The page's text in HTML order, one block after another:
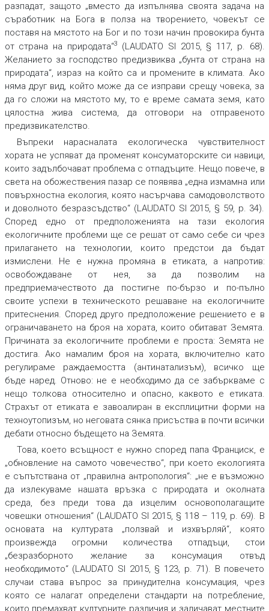
разпадат, защото „вместо да изпълнява своята задача на
съработник на Бога в полза на творението, човекът се
поставя на мястото на Бог и по този начин провокира бунта
от страна на природата“3
(LAUDATO SI 2015, § 117, p. 68).
Желанието за господство предизвиква „бунта от страна на
природата“, израз на който са и промените в климата. Ако
няма друг вид, който може да се изправи срещу човека, за
да го сложи на мястото му, то е време самата земя, като
цялостна жива система, да отговори на отправеното
предизвикателство.
Въпреки нарасналата екологическа чувствителност
хората не успяват да променят консуматорските си навици,
които задълбочават проблема с отпадъците. Нещо повече, в
света на обожествения пазар се появява „една измамна или
повърхностна екология, която насърчава самодоволството
и доволното безразсъдство“ (LAUDATO SI 2015, § 59, p. 34).
Според едно от предположенията на тази екология
екологичните проблеми ще се решат от само себе си чрез
прилагането на технологии, които предстои да бъдат
измислени. Не е нужна промяна в етиката, а напротив:
освобождаване от нея, за да позволим на
предприемачеството да постигне по-бързо и по-пълно
своите успехи в техническото решаване на екологичните
притеснения. Според друго предположение решението е в
ограничаването на броя на хората, които обитават Земята.
Причината за екологичните проблеми е проста: Земята не
достига. Ако намалим броя на хората, включително като
регулираме раждаемостта (антинатализъм), всичко ще
бъде наред. Отново: не е необходимо да се забъркваме с
нещо толкова относително и опасно, каквото е етиката.
Страхът от етиката е завоалиран в експлицитни форми на
техноутопизъм, но неговата сянка присъства в почти всички
дебати относно бъдещето на Земята.
Това, което всъщност е нужно според папа Франциск, е
„обновление на самото човечество“, при което екологията
е съпътствана от „правилна антропология“: „не е възможно
да излекуваме нашата връзка с природата и околната
среда, без преди това да изцелим основополагащите
човешки отношения“ (LAUDATO SI 2015, § 118 – 119, p. 69). В
основата на културата „ползвай и изхвърляй“, която
произвежда огромни количества отпадъци, стои
„безразборното желание за консумация отвъд
необходимото“ (LAUDATO SI 2015, § 123, p. 71). В повечето
случаи става въпрос за принудителна консумация, чрез
която се налагат определени стандарти на потребление,
които премахват културните различия и заличават местните